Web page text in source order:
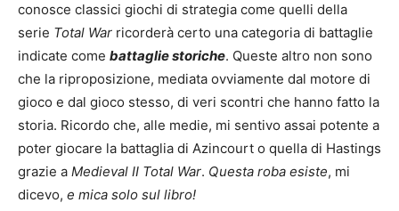
conosce classici giochi di strategia come quelli della
serie Total War ricorderà certo una categoria di battaglie
indicate come battaglie storiche. Queste altro non sono
che la riproposizione, mediata ovviamente dal motore di
gioco e dal gioco stesso, di veri scontri che hanno fatto la
storia. Ricordo che, alle medie, mi sentivo assai potente a
poter giocare la battaglia di Azincourt o quella di Hastings
grazie a Medieval II Total War. Questa roba esiste, mi
dicevo, e mica solo sul libro!